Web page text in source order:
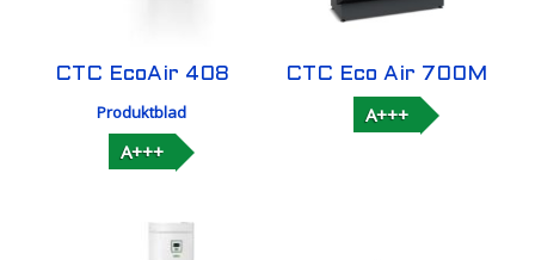
CTC EcoAir 408
Produktblad
A+++
CTC Eco Air 700M
A+++